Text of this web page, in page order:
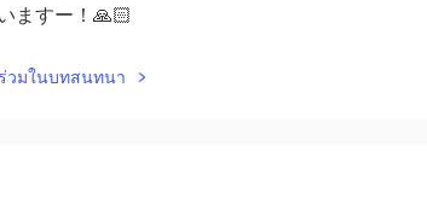
ますー！🙏🏻
ร่วมในบทสนทนา